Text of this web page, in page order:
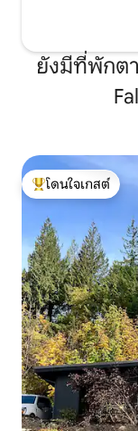
ยังมีที่พักต
โดนใจเกสต์ที่สุด
โดนใจเกสต์